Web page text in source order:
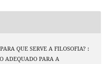
QUE SERVE A FILOSOFIA? :
ADEQUADO PARA A